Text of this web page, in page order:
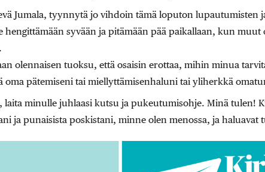
Jumala, tyynnytä jo vihdoin tämä loputon lupautumisten
hengittämään syvään ja pitämään pää paikallaan, kun
olennaisen tuoksu, että osaisin erottaa, mihin minua
oma pätemiseni tai miellyttämisenhaluni tai yliherkkä
laita minulle juhlaasi kutsu ja pukeutumisohje. Minä tulen!
ja punaisista poskistani, minne olen menossa, ja haluavat